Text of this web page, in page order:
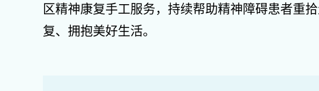
区精神康复手工服务，持续帮助精神障碍患者重
复、拥抱美好生活。